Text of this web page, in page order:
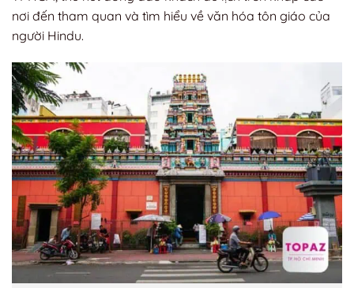
nơi đến tham quan và tìm hiểu về văn hóa tôn giáo của
người Hindu.